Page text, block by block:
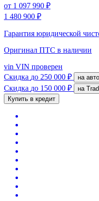
от 1 097 990 ₽
1 480 900 ₽
Гарантия юридической
Оригинал ПТС в наличии
vin VIN проверен
Скидка до 250 000 ₽ на
Скидка до 150 000 ₽
на
Купить в кредит